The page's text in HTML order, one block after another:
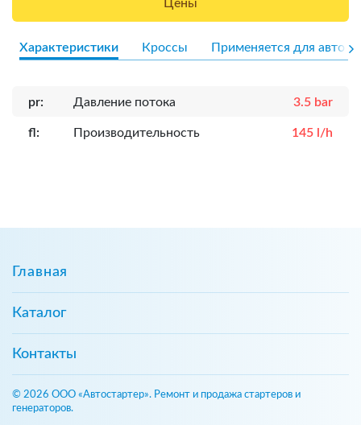
Цены
Характеристики Кроссы Применяется для авто
pr: Давление потока 3.5 bar
fl: Производительность 145 l/h
Главная
Каталог
Контакты
© 2026 ООО «Автостартер». Ремонт и продажа стартеров и
генераторов.